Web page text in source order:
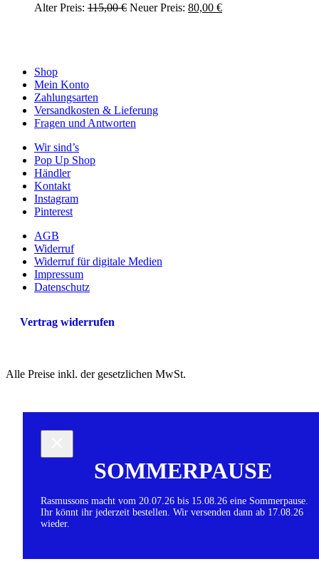
Alter Preis: 115,00€ Ursprünglicher
Neuer Preis: 80,00 €Aktueller
Shop
Mein Konto
Zahlungsarten
Versandkosten & Lieferung
Fragen und Antworten
Wir sind’s
Pop Up Shop
Händler
Kontakt
Instagram
Pinterest
AGB
Widerruf
Widerruf für digitale Medien
Impressum
Datenschutz
Vertrag widerrufen
Alle Preise inkl. der gesetzlichen MwSt.
SOMMERPAUSE
Rasmussons macht vom 20.07.26 bis 15.08.26 eine Sommerpause.
Ihr könnt ihr jederzeit bestellen. Wir versenden dann ab 17.08.26
wieder.